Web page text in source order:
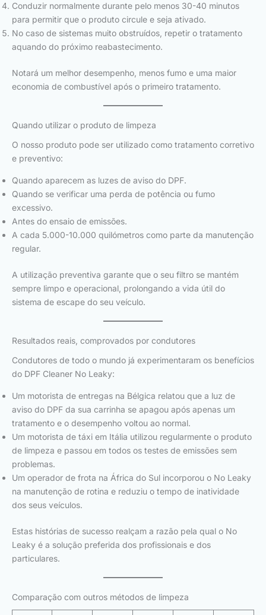
Conduzir normalmente durante pelo menos 30-40 minutos
para permitir que o produto circule e seja ativado.
No caso de sistemas muito obstruídos, repetir o tratamento
aquando do próximo reabastecimento.
Notará um melhor desempenho, menos fumo e uma maior
economia de combustível após o primeiro tratamento.
Quando utilizar o produto de limpeza
O nosso produto pode ser utilizado como tratamento corretivo
e preventivo:
Quando aparecem as luzes de aviso do DPF.
Quando se verificar uma perda de potência ou fumo
excessivo.
Antes do ensaio de emissões.
A cada 5.000-10.000 quilómetros como parte da manutenção
regular.
A utilização preventiva garante que o seu filtro se mantém
sempre limpo e operacional, prolongando a vida útil do
sistema de escape do seu veículo.
Resultados reais, comprovados por condutores
Condutores de todo o mundo já experimentaram os benefícios
do DPF Cleaner No Leaky:
Um motorista de entregas na Bélgica relatou que a luz de
aviso do DPF da sua carrinha se apagou após apenas um
tratamento e o desempenho voltou ao normal.
Um motorista de táxi em Itália utilizou regularmente o produto
de limpeza e passou em todos os testes de emissões sem
problemas.
Um operador de frota na África do Sul incorporou o No Leaky
na manutenção de rotina e reduziu o tempo de inatividade
dos seus veículos.
Estas histórias de sucesso realçam a razão pela qual o No
Leaky é a solução preferida dos profissionais e dos
particulares.
Comparação com outros métodos de limpeza